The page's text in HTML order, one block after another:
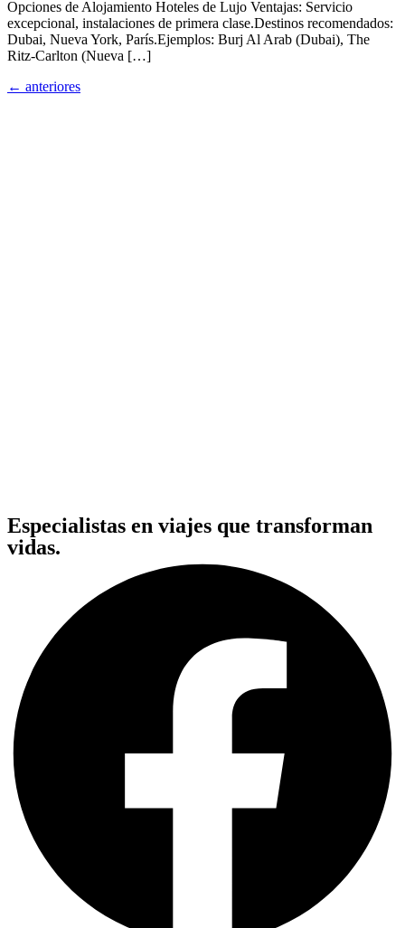
Opciones de Alojamiento Hoteles de Lujo Ventajas: Servicio
excepcional, instalaciones de primera clase.Destinos recomendados:
Dubai, Nueva York, París.Ejemplos: Burj Al Arab (Dubai), The
Ritz-Carlton (Nueva […]
← anteriores
Especialistas en viajes que transforman
vidas.